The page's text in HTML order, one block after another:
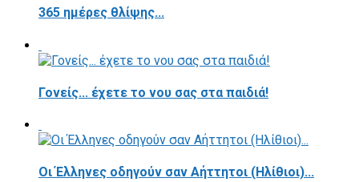
365 ημέρες θλίψης...
Γονείς... έχετε το νου σας στα παιδιά!
Οι Έλληνες οδηγούν σαν Αήττητοι (Ηλίθιοι)...